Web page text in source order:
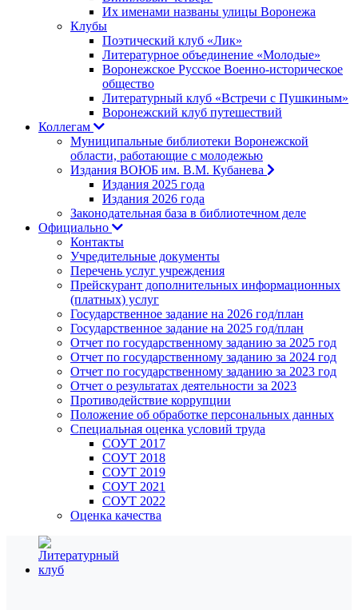
Их именами названы улицы Воронежа
Клубы
Поэтический клуб «Лик»
Литературное объединение «Молодые»
Воронежское Русское Военно-историческое
общество
Литературный клуб «Встречи с Пушкиным»
Воронежский клуб путешествий
Коллегам
Муниципальные библиотеки Воронежской
области, работающие с молодежью
Издания ВОЮБ им. В.М. Кубанева
Издания 2025 года
Издания 2026 года
Законодательная база в библиотечном деле
Официально
Контакты
Учредительные документы
Перечень услуг учреждения
Прейскурант дополнительных информационных
(платных) услуг
Государственное задание на 2026 год/план
Государственное задание на 2025 год/план
Отчет по государственному заданию за 2025 год
Отчет по государственному заданию за 2024 год
Отчет по государственному заданию за 2023 год
Отчет о результатах деятельности за 2023
Противодействие коррупции
Положение об обработке персональных данных
Специальная оценка условий труда
СОУТ 2017
СОУТ 2018
СОУТ 2019
СОУТ 2021
СОУТ 2022
Оценка качества